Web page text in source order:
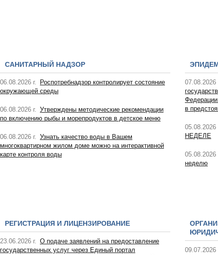
САНИТАРНЫЙ НАДЗОР
06.08.2026 г.
Роспотребнадзор контролирует состояние
окружающей среды
06.08.2026 г. Утверждены методические рекомендации
по включению рыбы и морепродуктов в детское меню
06.08.2026 г. Узнать качество воды в Вашем
многоквартирном жилом доме можно на интерактивной
карте контроля воды
07.08.2026
в
05.08.2026
НЕДЕЛЕ
05.08.2026
неделю
РЕГИСТРАЦИЯ И ЛИЦЕНЗИРОВАНИЕ
23.06.2026 г. О подаче заявлений на предоставление
государственных услуг через Единый портал
09.07.2026